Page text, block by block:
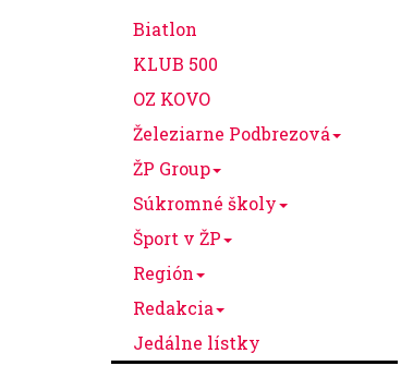
Biatlon
KLUB 500
OZ KOVO
Železiarne Podbrezová
ŽP Group
Súkromné školy
Šport v ŽP
Región
Redakcia
Jedálne lístky